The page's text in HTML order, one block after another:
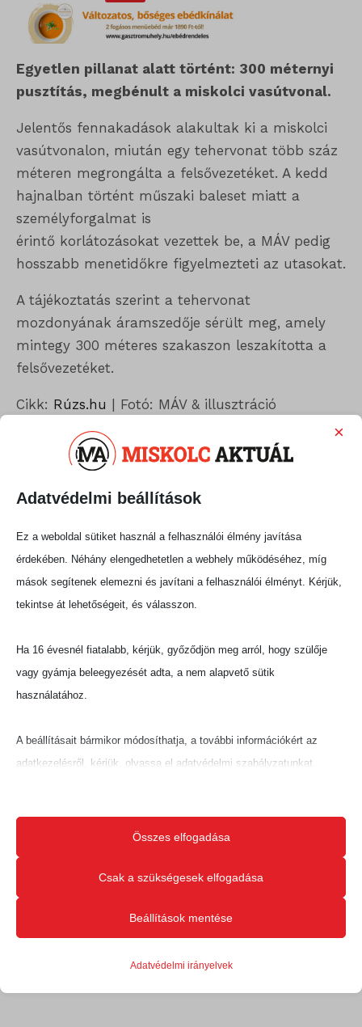
Egyetlen pillanat alatt történt: 300 méternyi
pusztítás, megbénult a miskolci vasútvonal.
Jelentős fennakadások alakultak ki a miskolci
vasútvonalon, miután egy tehervonat több száz
méteren megrongálta a felsővezetéket. A kedd
hajnalban történt műszaki baleset miatt a
személyforgalmat is
érintő korlátozásokat vezettek be, a MÁV pedig
hosszabb menetidőkre figyelmezteti az utasokat.
A tájékoztatás szerint a tehervonat
mozdonyának áramszedője sérült meg, amely
mintegy 300 méteres szakaszon leszakította a
felsővezetéket.
Cikk: Rúzs.hu | Fotó: MÁV & illusztráció
Megosztás:
Adatvédelmi beállítások
×
Ez a weboldal sütiket használ a felhasználói élmény javítása
érdekében. Néhány elengedhetetlen a webhely működéséhez, míg
mások segítenek elemezni és javítani a felhasználói élményt. Kérjük,
tekintse át lehetőségeit, és válasszon.
Ha 16 évesnél fiatalabb, kérjük, győződjön meg arról, hogy szülője
vagy gyámja beleegyezését adta, a nem alapvető sütik
használatához.
A beállításait bármikor módosíthatja, a további információkért az
adatkezelésről, kérjük, olvassa el adatvédelmi szabályzatunkat.
Ne feledje, hogy ha bizonyos típusú sütik, vagy szolgáltatások
letiltása mellett dönt, az befolyásolhatja a webhely által nyújtott
élményét és az általunk kínált szolgáltatásokat.
működéséhez. Ezek a sütik és szolgáltatások a GDPR szerint nem
igénylik a felhasználó hozzájárulását.
Összes elfogadása
Csak a szükségesek elfogadása
Beállítások mentése
Adatvédelmi irányelvek